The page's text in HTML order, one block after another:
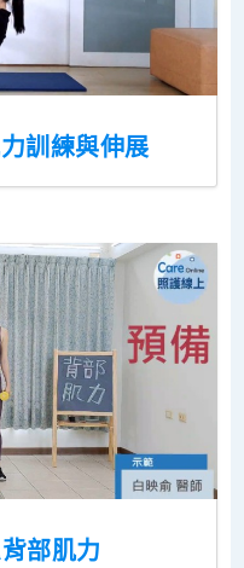
訓練與伸展
部肌力